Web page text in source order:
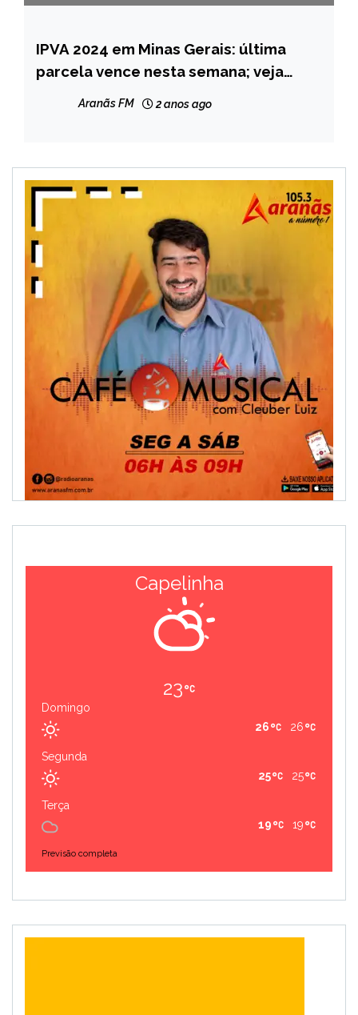
CAPELINHA
MINAS
IPVA 2024 em Minas Gerais: última
parcela vence nesta semana; veja
Aranãs FM 2 anos ago
Capelinha
23
Domingo
26
26
Segunda
25
25
Terça
19
19
Previsão completa